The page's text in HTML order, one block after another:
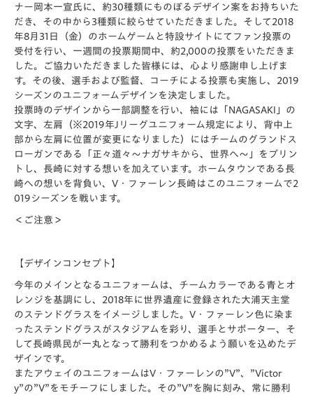
ナー岡本一宣氏に、約30種類にものぼるデザイン案をお持ちいた
だき、その中から3種類に絞らせていただきました。そして2018
年8月31日（金）のホームゲームと特設サイトにてファン投票の
受付を行い、一週間の投票期間中、約2,000の投票をいただきま
した。ご協力いただきました皆様には、心より感謝申し上げま
す。その後、選手および監督、コーチによる投票も実施し、2019
シーズンのユニフォームデザインを決定しました。
投票時のデザインから一部調整を行い、袖には「NAGASAKI」の
文字、左肩（※2019年Jリーグユニフォーム規定により、背中上
部から左肩に位置が変更になりました）にはチームのグランドス
ローガンである「正々道々～ナガサキから、世界へ～」をプリン
トし、長崎に対する想いを加えています。ホームタウンである長
崎への想いを背負い、V・ファーレン長崎はこのユニフォームで2
019シーズンを戦います。
＜ご注意＞
【デザインコンセプト】
今年のメインとなるユニフォームは、チームカラーである青とオ
レンジを基調にし、2018年に世界遺産に登録された大浦天主堂
のステンドグラスをイメージしました。V・ファーレン色に染ま
ったステンドグラスがスタジアムを彩り、選手とサポーター、そ
して長崎県民が一丸となって勝利をつかめるよう願いを込めたデ
ザインです。
またアウェイのユニフォームはV・ファーレンの”V”、”Victor
y”の”V”をモチーフにしました。その”V”を胸に刻み、常に勝利